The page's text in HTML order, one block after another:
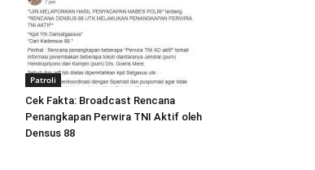
Patroli
Cek Fakta: Broadcast Rencana
Penangkapan Perwira TNI Aktif oleh
Densus 88